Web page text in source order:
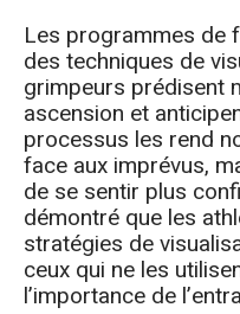
Les programmes de
des techniques de
grimpeurs prédisent
ascension et
processus les rend
face aux imprévus,
de se sentir plus
démontré que les
stratégies de
ceux qui ne les
l’importance de